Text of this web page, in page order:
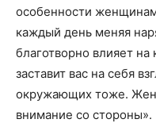
особенности
каждый день меняя
благотворно влияет
заставит вас на себя
окружающих тоже.
внимание со стороны».